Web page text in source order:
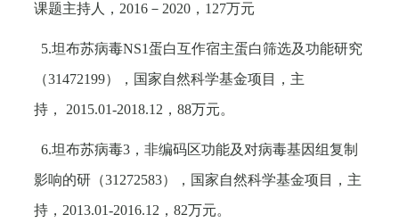
课题主持人， 2016－ 2020， 127万元
5.坦布苏病毒NS1蛋白互作宿主蛋白筛选及功能研究
（31472199），国家自然科学基金项目，主
持， 2015.01-2018.12 ， 88万元。
6.坦布苏病毒3，非编码区功能及对病毒基因组复制
影响的研（31272583），国家自然科学基金项目，主
持， 2013.01-2016.12 ， 82万元。